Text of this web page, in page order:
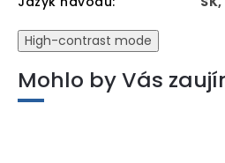
High-contrast mode
Mohlo by Vás